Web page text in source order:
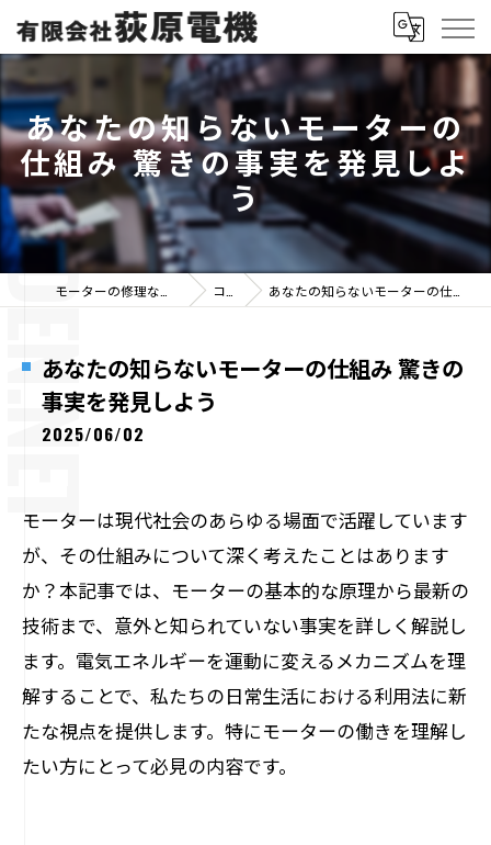
あなたの知らないモーターの
仕組み 驚きの事実を発見しよ
う
コラム あなたの知らないモーターの仕組み 驚きの事実を発見しよう
あなたの知らないモーターの仕組み 驚きの
事実を発見しよう
2025/06/02
モーターは現代社会のあらゆる場面で活躍しています
が、その仕組みについて深く考えたことはあります
か？本記事では、モーターの基本的な原理から最新の
技術まで、意外と知られていない事実を詳しく解説し
ます。電気エネルギーを運動に変えるメカニズムを理
解することで、私たちの日常生活における利用法に新
たな視点を提供します。特にモーターの働きを理解し
たい方にとって必見の内容です。